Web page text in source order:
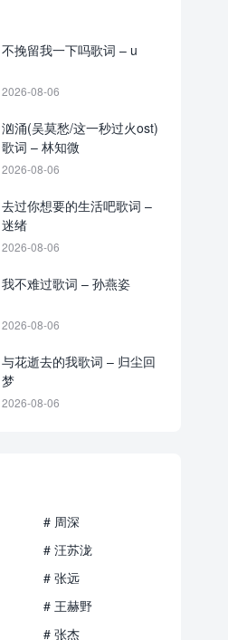
不挽留我一下吗歌词 – u
2026-08-06
汹涌(吴莫愁/这一秒过火ost)
歌词 – 林知微
2026-08-06
去过你想要的生活吧歌词 –
迷绪
2026-08-06
我不难过歌词 – 孙燕姿
2026-08-06
与花逝去的我歌词 – 归尘回
梦
2026-08-06
# 周深
# 汪苏泷
# 张远
# 王赫野
# 张杰